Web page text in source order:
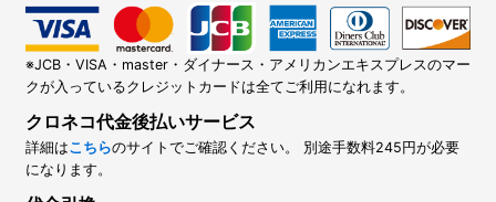
※JCB・VISA・master・ダイナース・アメリカンエキスプレスのマー
クが入っているクレジットカードは全てご利用になれます。
クロネコ代金後払いサービス
詳細はこちらのサイトでご確認ください。 別途手数料245円が必要
になります。